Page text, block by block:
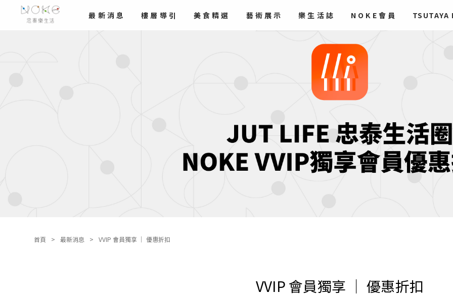
最新 消息 樓層導引 美食精選 藝術 展示 樂生活誌 NOKE會員 TSUTAYA
首頁 最新消息 VVIP 會員獨享 │ 優惠折扣
VVIP 會員獨享 │ 優惠折扣